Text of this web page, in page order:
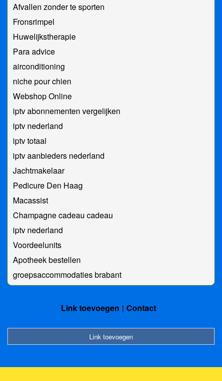
Afvallen zonder te sporten
Fronsrimpel
Huwelijkstherapie
Para advice
airconditioning
niche pour chien
Webshop Online
iptv abonnementen vergelijken
iptv nederland
iptv totaal
iptv aanbieders nederland
Jachtmakelaar
Pedicure Den Haag
Macassist
Champagne cadeau cadeau
iptv nederland
Voordeelunits
Apotheek bestellen
groepsaccommodaties brabant
Link toevoegen Contact
Link toevoegen